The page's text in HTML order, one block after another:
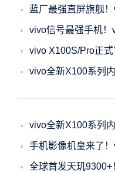
蓝厂最强直屏旗舰
vivo信号最强手机
vivo X100S/Pro正
vivo全新X100系列
vivo全新X100系列
手机影像机皇来了
全球首发天玑